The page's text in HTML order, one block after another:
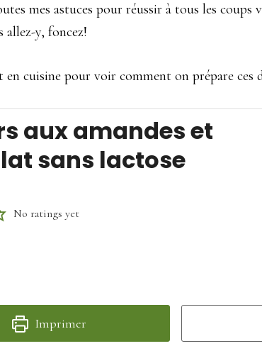
mes astuces pour réussir à tous les coups
y, foncez!
en cuisine pour voir comment on prépare ces
aux amandes et
sans lactose
No ratings yet
Imprimer